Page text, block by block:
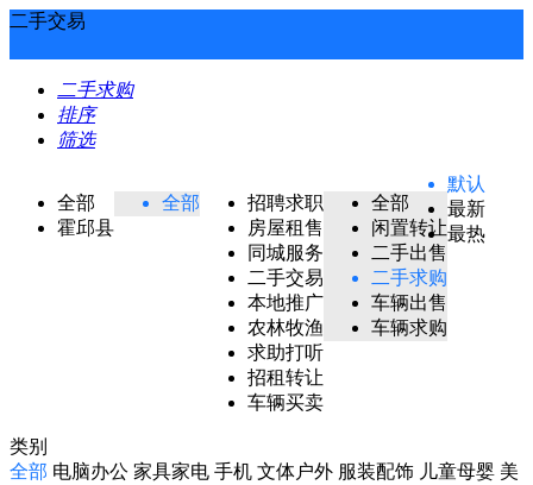
二手交易
二手求购
排序
筛选
全部
霍邱县
全部
招聘求职
房屋租售
同城服务
二手交易
本地推广
农林牧渔
求助打听
招租转让
车辆买卖
全部
闲置转让
二手出售
二手求购
车辆出售
车辆求购
默认
最新
最热
类别
全部 电脑办公 家具家电 手机 文体户外 服装配饰 儿童母婴 美